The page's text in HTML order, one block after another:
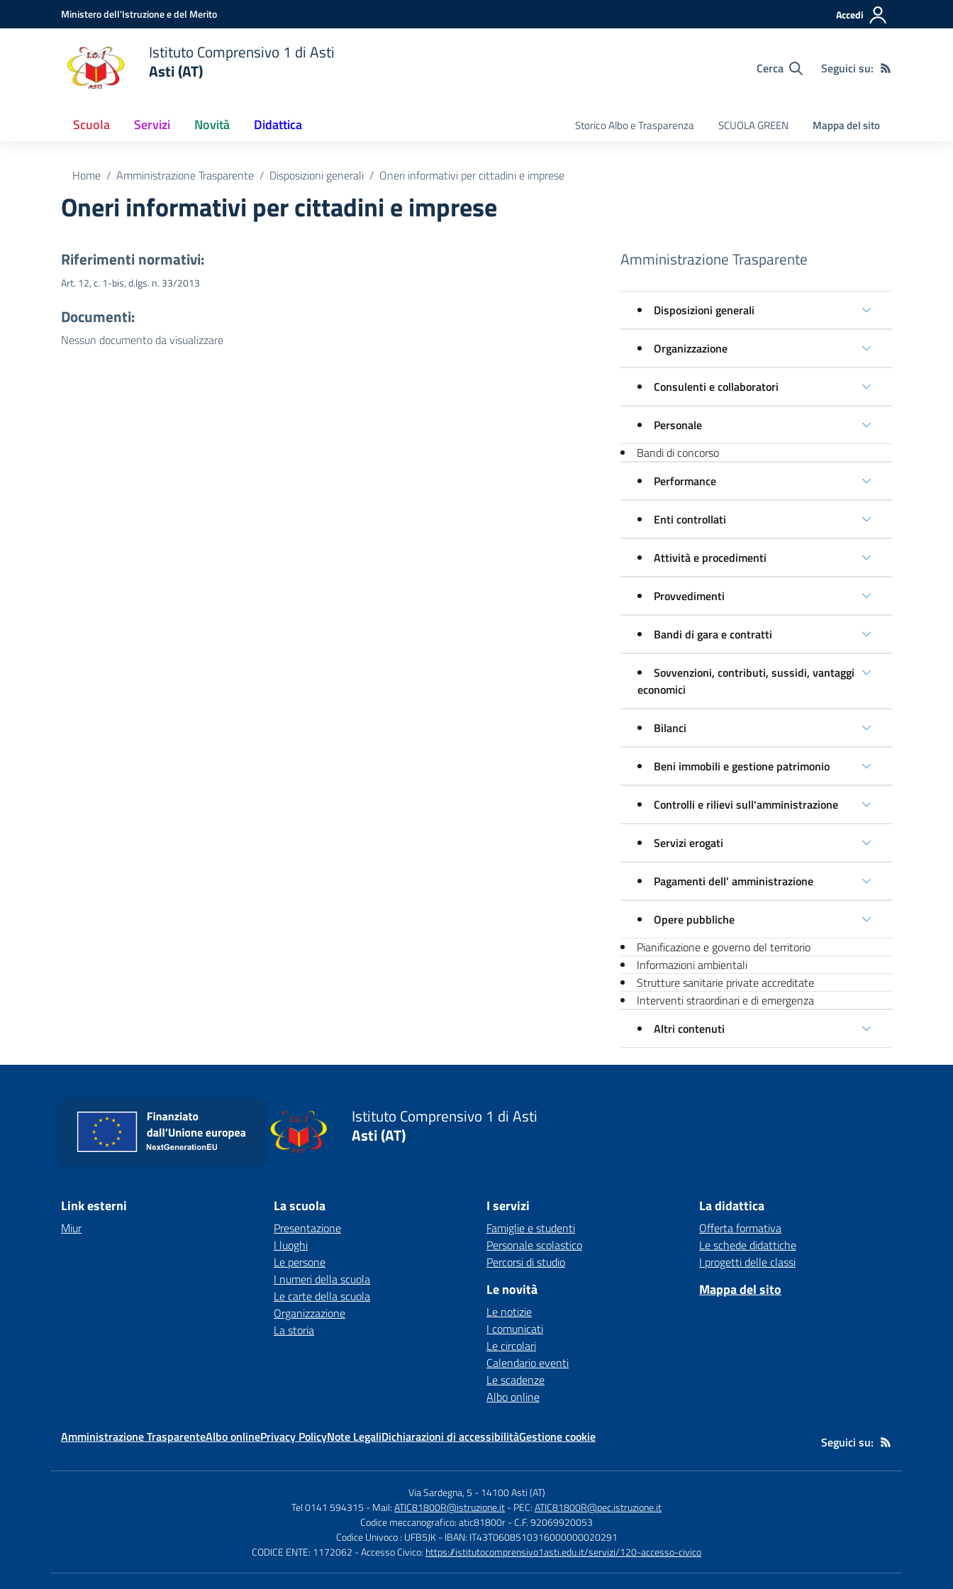
Vai ai contenuti
Vai al menu di navigazioneMinistero dell'Istruzione e del Merito Accedi
Istituto Comprensivo 1 di Asti
Asti (AT)
Cerca Seguici su:
Scuola Servizi Novità Didattica Storico Albo e Trasparenza SCUOLA GREEN Mappa del sito
Home Amministrazione Trasparente Disposizioni generali Oneri informativi per cittadini e imprese
Oneri informativi per cittadini e imprese
Riferimenti normativi:
Art. 12, c. 1-bis, d.lgs. n. 33/2013
Documenti:
Nessun documento da visualizzare
Amministrazione Trasparente
Disposizioni generali
Organizzazione
Consulenti e collaboratori
Personale
Bandi di concorso
Performance
Enti controllati
Attività e procedimenti
Provvedimenti
Bandi di gara e contratti
Sovvenzioni, contributi, sussidi, vantaggi
economici
Bilanci
Beni immobili e gestione patrimonio
Controlli e rilievi sull'amministrazione
Servizi erogati
Pagamenti dell' amministrazione
Opere pubbliche
Pianificazione e governo del territorio
Informazioni ambientali
Strutture sanitarie private accreditate
Interventi straordinari e di emergenza
Altri contenuti
Istituto Comprensivo 1 di Asti
Asti (AT)
Link esterni
Miur
La scuola
Presentazione
I luoghi
Le persone
I numeri della scuola
Le carte della scuola
Organizzazione
La storia
I servizi
Famiglie e studenti
Personale scolastico
Percorsi di studio
Le novità
Le notizie
I comunicati
Le circolari
Calendario eventi
Le scadenze
Albo online
La didattica
Offerta formativa
Le schede didattiche
I progetti delle classi
Mappa del sito
Amministrazione TrasparenteAlbo onlinePrivacy PolicyNote LegaliDichiarazioni di accessibilitàGestione cookie Seguici su:
Via Sardegna, 5 -14100 Asti (AT)
Tel 0141 594315 - Mail:ATIC81800R@istruzione.it- PEC:ATIC81800R@pec.istruzione.it
Codice meccanografico: atic81800r- C.F. 92069920053
Codice Univoco : UFB5JK - IBAN: IT43T0608510316000000020291
CODICE ENTE: 1172062 - Accesso Civico: https://istitutocomprensivo1asti.edu.it/servizi/120-accesso-civico